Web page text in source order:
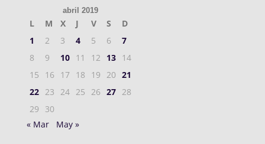
abril 2019
L M X J V S
D
1
2 3 4 5 6
7
8
9 10 11 12 13 14
15
16 17 18 19 20 21
22 23 24 25 26 27 28
29
30
« Mar
May »